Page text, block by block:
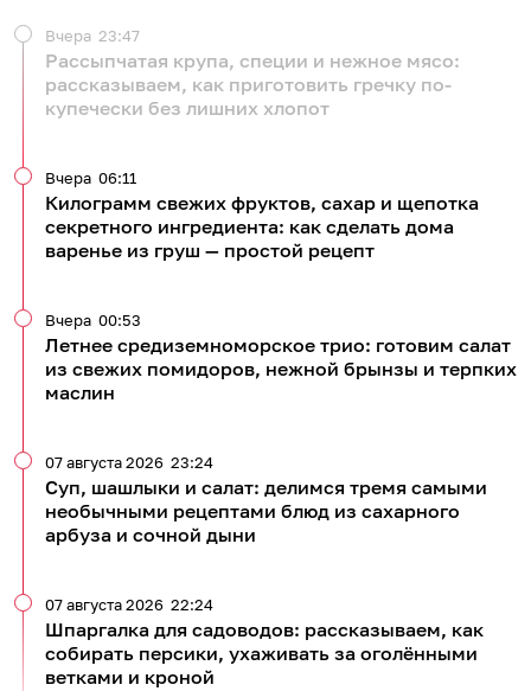
Рассыпчатая крупа, специи и нежное мясо:
рассказываем, как приготовить гречку по-
купечески без лишних хлопот
Вчера 23:47
Килограмм свежих фруктов, сахар и щепотка
секретного ингредиента: как сделать дома
варенье из груш — простой рецепт
Вчера 06:11
Летнее средиземноморское трио: готовим салат
из свежих помидоров, нежной брынзы и терпких
маслин
Вчера 00:53
Суп, шашлыки и салат: делимся тремя самыми
необычными рецептами блюд из сахарного
арбуза и сочной дыни
07 августа 2026 23:24
Шпаргалка для садоводов: рассказываем, как
собирать персики, ухаживать за оголёнными
ветками и кроной
07 августа 2026 22:24